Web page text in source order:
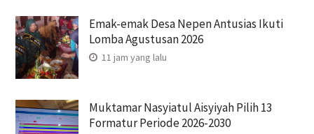
Emak-emak Desa Nepen Antusias Ikuti
Lomba Agustusan 2026
11 jam yang lalu
Muktamar Nasyiatul Aisyiyah Pilih 13
Formatur Periode 2026-2030